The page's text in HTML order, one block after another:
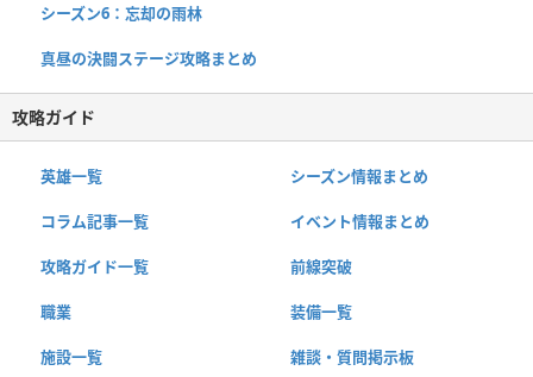
シーズン6：忘却の雨林
真昼の決闘ステージ攻略まとめ
攻略ガイド
英雄一覧 シーズン情報まとめ
コラム記事一覧 イベント情報まとめ
攻略ガイド一覧 前線突破
職業 装備一覧
施設一覧 雑談・質問掲示板